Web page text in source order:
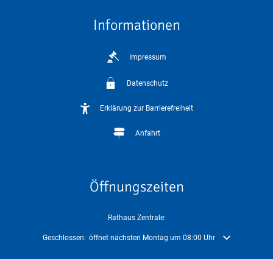
Informationen
Impressum
Datenschutz
Erklärung zur Barrierefreiheit
Anfahrt
Öffnungszeiten
Rathaus Zentrale:
Klicken, um weitere Öffnungs- oder Schließzeiten auszublenden
Geschlossen: öffnet nächsten Montag um 08:00 Uhr